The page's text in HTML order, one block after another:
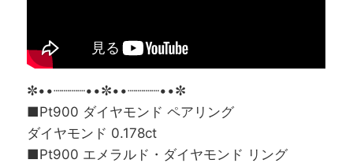
✼••┈┈┈┈••✼••┈┈┈┈••✼
■Pt900 ダイヤモンド ペアリング
ダイヤモンド 0.178ct
■Pt900 エメラルド・ダイヤモンド リング